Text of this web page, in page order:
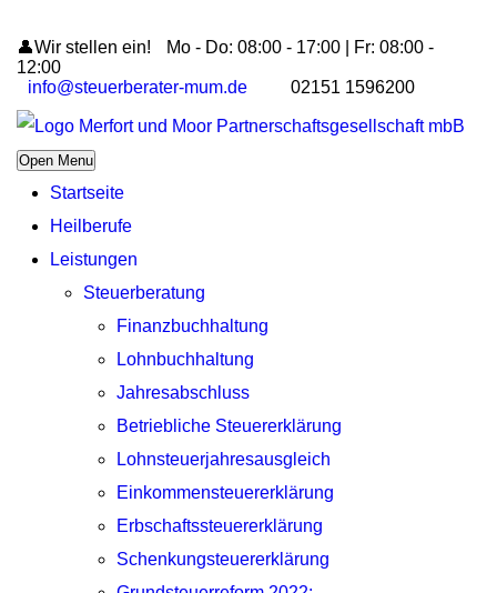
👤Wir stellen ein!
Mo - Do: 08:00 - 17:00 | Fr: 08:00 -
12:00
info@steuerberater-mum.de
02151 1596200
Open Menu
Startseite
Heilberufe
Leistungen
Steuerberatung
Finanzbuchhaltung
Lohnbuchhaltung
Jahresabschluss
Betriebliche Steuererklärung
Lohnsteuerjahresausgleich
Einkommensteuererklärung
Erbschaftssteuererklärung
Schenkungsteuererklärung